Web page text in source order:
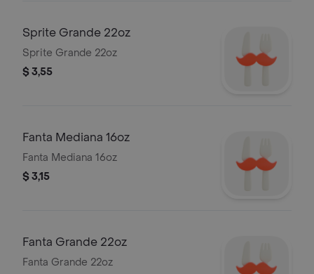
Sprite Grande 22oz
Sprite Grande 22oz
$ 3,55
Fanta Mediana 16oz
Fanta Mediana 16oz
$ 3,15
Fanta Grande 22oz
Fanta Grande 22oz